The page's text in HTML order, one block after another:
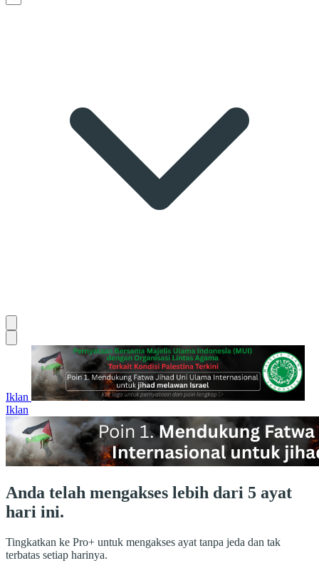
Iklan
Iklan
Anda telah mengakses lebih dari 5 ayat
hari ini.
Tingkatkan ke Pro+ untuk mengakses ayat tanpa jeda dan tak
terbatas setiap harinya.